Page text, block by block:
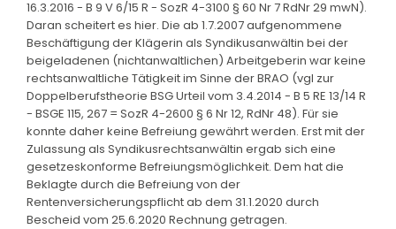
16.3.2016 - B 9 V 6/15 R - SozR 4-3100 § 60 Nr 7 RdNr 29 mwN).
Daran scheitert es hier. Die ab 1.7.2007 aufgenommene
Beschäftigung der Klägerin als Syndikusanwältin bei der
beigeladenen (nichtanwaltlichen) Arbeitgeberin war keine
rechtsanwaltliche Tätigkeit im Sinne der BRAO (vgl zur
Doppelberufstheorie BSG Urteil vom 3.4.2014 - B 5 RE 13/14 R
- BSGE 115, 267 = SozR 4-2600 § 6 Nr 12, RdNr 48). Für sie
konnte daher keine Befreiung gewährt werden. Erst mit der
Zulassung als Syndikusrechtsanwältin ergab sich eine
gesetzeskonforme Befreiungsmöglichkeit. Dem hat die
Beklagte durch die Befreiung von der
Rentenversicherungspflicht ab dem 31.1.2020 durch
Bescheid vom 25.6.2020 Rechnung getragen.